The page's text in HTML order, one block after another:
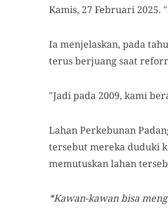
Kamis, 27 Februari 2025.
Ia menjelaskan, pada
terus berjuang saat
"Jadi pada 2009, kami
Lahan Perkebunan
tersebut mereka duduki
memutuskan lahan
*Kawan-kawan bisa